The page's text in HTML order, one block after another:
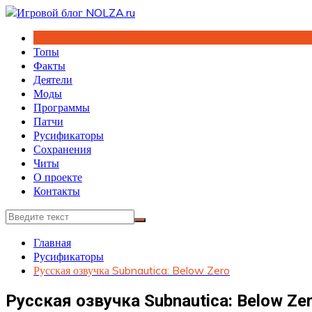
Перейти
содержимому
Топы
Факты
Деятели
Моды
Программы
Патчи
Русификаторы
Сохранения
Читы
О проекте
Контакты
Главная
Русификаторы
Русская озвучка Subnautica: Below Zero
Русская озвучка Subnautica: Below